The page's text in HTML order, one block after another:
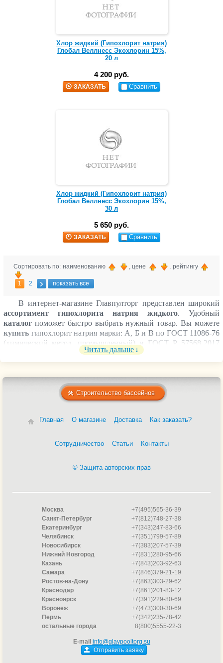
Хлор жидкий (Гипохлорит натрия)
Глобал Веллнесс Экохлорин 15%,
20 л
4 200 руб.
ЗАКАЗАТЬ Сравнить
Хлор жидкий (Гипохлорит натрия)
Глобал Веллнесс Экохлорин 15%,
30 л
5 650 руб.
ЗАКАЗАТЬ Сравнить
Сортировать по: наименованию , цене , рейтингу
1 2 показать все
В интернет-магазине Главпулторг представлен широкий
ассортимент гипохлорита натрия жидкого. Удобный
каталог поможет быстро выбрать нужный товар. Вы можете
купить гипохлорит натрия марки: А, Б и В по ГОСТ 11086-76
(химический метод, промышленный) и ГОСТ Р 57568-2017
(электролитический метод, более чистый и стабильный)
выгоднойценес возможностьюзаказать оптом.
прямо сейчас — качественный товар с гарантией!
Читать дальше
Строительство бассейнов
Главная О магазине Доставка Как заказать?
Сотрудничество Статьи Контакты
© Защита авторских прав
Москва
+7(495)565-36-39
Санкт-Петербург
+7(812)748-27-38
Екатеринбург
+7(343)247-83-66
Челябинск
+7(351)799-57-89
Новосибирск
+7(383)207-57-39
Нижний Новгород
+7(831)280-95-66
Казань
+7(843)203-92-63
Самара
+7(846)379-21-19
Ростов-на-Дону
+7(863)303-29-62
Краснодар
+7(861)201-83-12
Красноярск
+7(391)229-80-69
Воронеж
+7(473)300-30-69
Пермь
+7(342)235-78-42
остальные города
8(800)5555-22-3
E-mail info@glavpooltorg.su
Отправить заявку